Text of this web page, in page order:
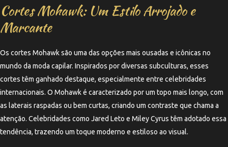
Cortes Mohawk: Um Estilo Arrojado e
Marcante
Os cortes Mohawk são uma das opções mais ousadas e icônicas no
mundo da moda capilar. Inspirados por diversas subculturas, esses
cortes têm ganhado destaque, especialmente entre celebridades
internacionais. O Mohawk é caracterizado por um topo mais longo, com
as laterais raspadas ou bem curtas, criando um contraste que chama a
atenção. Celebridades como Jared Leto e Miley Cyrus têm adotado essa
tendência, trazendo um toque moderno e estiloso ao visual.